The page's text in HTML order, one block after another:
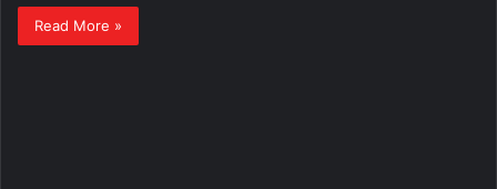
Read More »